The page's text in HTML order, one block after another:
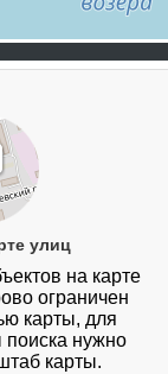
улиц
на карте
ограничен
карты, для
нужно
карты.